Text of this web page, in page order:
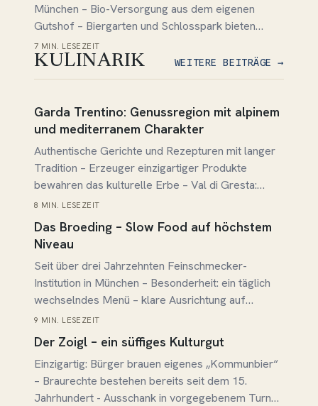
München – Bio-Versorgung aus dem eigenen
Gutshof – Biergarten und Schlosspark bieten
Rückzugsorte unterschiedlichen Charakters
7 MIN. LESEZEIT
KULINARIK WEITERE BEITRÄGE →
Garda Trentino: Genussregion mit alpinem
und mediterranem Charakter
Authentische Gerichte und Rezepturen mit langer
Tradition – Erzeuger einzigartiger Produkte
bewahren das kulturelle Erbe – Val di Gresta:
erster Bio-Bezirk im Trentino – Verwendung alter,
regionaltypischer Gemüse- und Rebsorten
8 MIN. LESEZEIT
Das Broeding – Slow Food auf höchstem
Niveau
Seit über drei Jahrzehnten Feinschmecker-
Institution in München – Besonderheit: ein täglich
wechselndes Menü – klare Ausrichtung auf
Regionalität und Saisonalität – kreativer „Chief
Alliance“ Koch Manuel Reheis setzt Slow Food
Prinzipien konsequent um
9 MIN. LESEZEIT
Der Zoigl – ein süffiges Kulturgut
Einzigartig: Bürger brauen eigenes „Kommunbier“
– Braurechte bestehen bereits seit dem 15.
Jahrhundert - Ausschank in vorgegebenem Turnus